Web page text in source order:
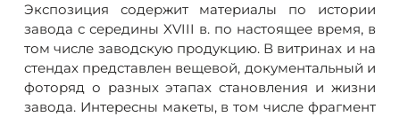
Экспозиция содержит материалы по истории
завода с середины XVIII в. по настоящее время, в
том числе заводскую продукцию. В витринах и на
стендах представлен вещевой, документальный и
фоторяд о разных этапах становления и жизни
завода. Интересны макеты, в том числе фрагмент